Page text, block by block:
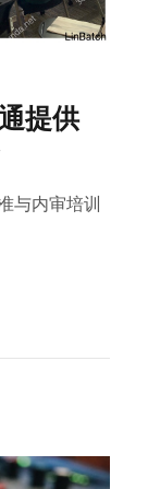
提供
与内审培训